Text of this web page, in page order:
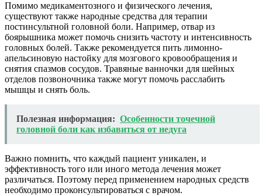
Помимо медикаментозного и физического лечения,
существуют также народные средства для терапии
постинсультной головной боли. Например, отвар из
боярышника может помочь снизить частоту и интенсивность
головных болей. Также рекомендуется пить лимонно-
апельсиновую настойку для мозгового кровообращения и
снятия спазмов сосудов. Травяные ванночки для шейных
отделов позвоночника также могут помочь расслабить
мышцы и снять боль.
Полезная информация: Особенности точечной
головной боли как избавиться от недуга
Важно помнить, что каждый пациент уникален, и
эффективность того или иного метода лечения может
различаться. Поэтому перед применением народных средств
необходимо проконсультироваться с врачом.